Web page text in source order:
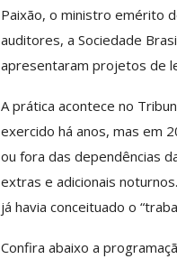
Paixão, o ministro emérito
auditores, a Sociedade
apresentaram projetos de
A prática acontece no
exercido há anos, mas em
ou fora das dependências
extras e adicionais
já havia conceituado o
Confira abaixo a